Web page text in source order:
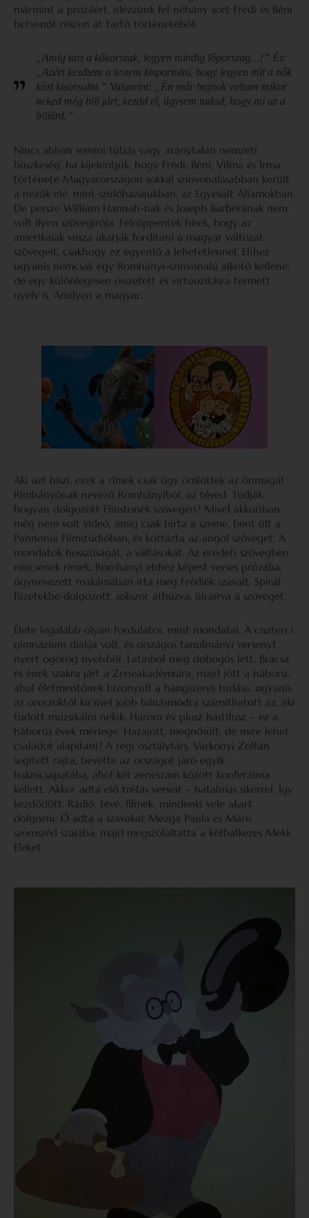
mármint a prózáért, idézzünk fel néhány sort Frédi és Béni
hetvenöt részen át tartó történetéből:
„Amíg tart a kőkorszak, legyen mindig lőporszag…!” És:
„Azért kezdtem a testem kisportolni, hogy legyen mit a nők
közt kisorsolni.” Valamint: „Én már bajnok voltam mikor
neked még bili járt, kezdd el, úgysem tudod, hogy mi az a
biliárd.”
Nincs abban semmi túlzás vagy aránytalan nemzeti
büszkeség, ha kijelentjük, hogy Frédi, Béni, Vilma és Irma
története Magyarországon sokkal színvonalasabban került
a nézők elé, mint szülőhazájukban, az Egyesült Államokban.
De persze William Hannah-nak és Joseph Barberának nem
volt ilyen szövegírója. Felröppentek hírek, hogy az
amerikaiak vissza akarják fordítani a magyar változat
szövegeit, csakhogy ez egyenlő a lehetetlennel. Ehhez
ugyanis nemcsak egy Romhányi-színvonalú alkotó kellene,
de egy különlegesen összetett és virtuozitásra termett
nyelv is. Amilyen a magyar…
Aki azt hiszi, ezek a rímek csak úgy ömlöttek az önmagát
Rímhányónak nevező Romhányiból, az téved. Tudják,
hogyan dolgozott Flinstonék szövegén? Mivel akkoriban
még nem volt videó, amíg csak bírta a szeme, bent ült a
Pannonia Filmstúdióban, és kottázta az angol szöveget. A
mondatok hosszúságát, a váltásokat. Az eredeti szövegben
nincsenek rímek, Romhányi ehhez képest verses prózába,
úgynevezett makámában írta meg Frédiék szavait. Spirál
füzetekbe dolgozott, sokszor áthúzva, újraírva a szöveget.
Élete legalább olyan fordulatos, mint mondatai. A ciszterci
gimnázium diákja volt, és országos tanulmányi versenyt
nyert ógörög nyelvből. Latinból meg dobogós lett. Brácsa
és ének szakra járt a Zeneakadémiára, majd jött a háború,
ahol életmentőnek bizonyult a hangszeres tudása, ugyanis
az oroszoktól kicsivel jobb bánásmódra számíthatott az, aki
tudott muzsikálni nekik. Három év plusz hastífusz – ez a
háborús évek mérlege. Hazajött, megnősült, de mire lehet
családot alapítani? A régi osztálytárs, Várkonyi Zoltán
segített rajta, bevette az országot járó egyik
haknicsapatába, ahol két zeneszám között konferálnia
kellett. Akkor adta elő tréfás verseit – hatalmas sikerrel. Így
kezdődött. Rádió, tévé, filmek: mindenki vele akart
dolgozni. Ő adta a szavakat Mézga Paula és Máris
szomszéd szájába, majd megszólaltatta a kétbalkezes Mekk
Eleket.